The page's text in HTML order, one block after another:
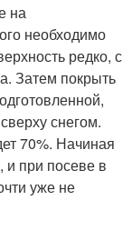
на
необходимо
редко, с
Затем покрыть
снегом.
70%. Начиная
и при посеве в
уже не